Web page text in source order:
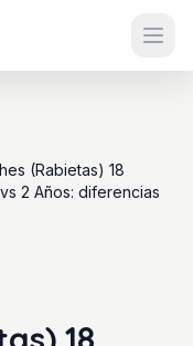
(Rabietas) 18
2 Años: diferencias